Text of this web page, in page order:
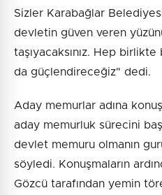
Sizler Karabağlar
devletin güven veren
taşıyacaksınız. Hep
da güçlendireceğiz" dedi.
Aday memurlar adına
aday memurluk sürecini
devlet memuru olmanın
söyledi. Konuşmaların
Gözcü tarafından yemin